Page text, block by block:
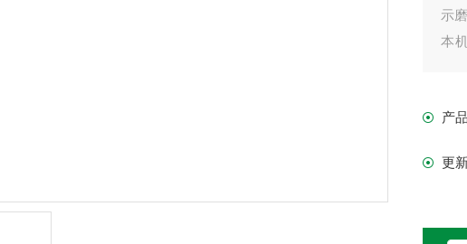
示
本
产
更